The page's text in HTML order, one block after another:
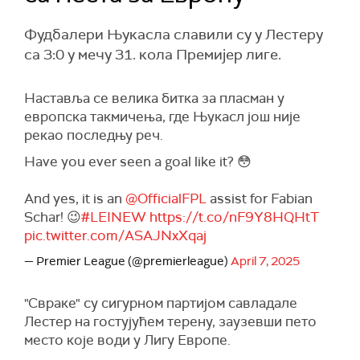
Фудбалери Њукасла славили су у Лестеру
са 3:0 у мечу 31. кола Премијер лиге.
Наставља се велика битка за пласман у
европска такмичења, где Њукасл још није
рекао последњу реч.
Have you ever seen a goal like it? 😳
And yes, it is an @OfficialFPL assist for Fabian
Schar! 😉#LEINEW https://t.co/nF9Y8HQHtT
pic.twitter.com/ASAJNxXqaj
— Premier League (@premierleague) April 7, 2025
"Свраке" су сигурном партијом савладале
Лестер на гостујућем терену, заузевши пето
место које води у Лигу Европе.